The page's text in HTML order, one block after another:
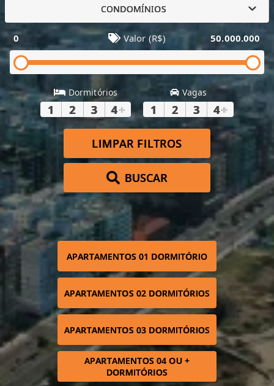
CONDOMÍNIOS
0 Valor (R$) 50.000.000
Dormitórios
1 2 3 4+
Vagas
1 2 3 4+
LIMPAR FILTROS
BUSCAR
APARTAMENTOS 01 DORMITÓRIO
APARTAMENTOS 02 DORMITÓRIOS
APARTAMENTOS 03 DORMITÓRIOS
APARTAMENTOS 04 OU +
DORMITÓRIOS